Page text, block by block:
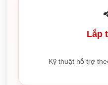
Lắp
Kỹ thuật hỗ trợ